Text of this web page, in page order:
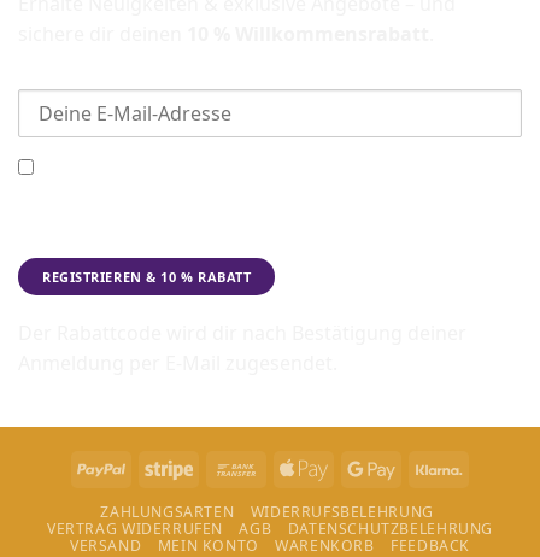
PayPal Stripe
Bank
Apple
Google
ZAHLUNGSARTEN
WIDERRUFSBELEHRUNG
VERTRAG WIDERRUFEN
AGB
DATENSCHUTZBELEHRUNG
VERSAND
MEIN KONTO WARENKORB
FEEDBACK